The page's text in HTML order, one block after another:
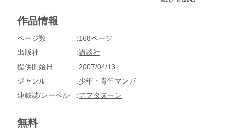
去を通り過ぎた証――。黄昏の時を生きる人々と過ごす、てろ
作品情報
ページ数
168ページ
出版社
講談社
提供開始日
2007/04/13
ジャンル
少年・青年マンガ
連載誌/レーベル
アフタヌーン
無料